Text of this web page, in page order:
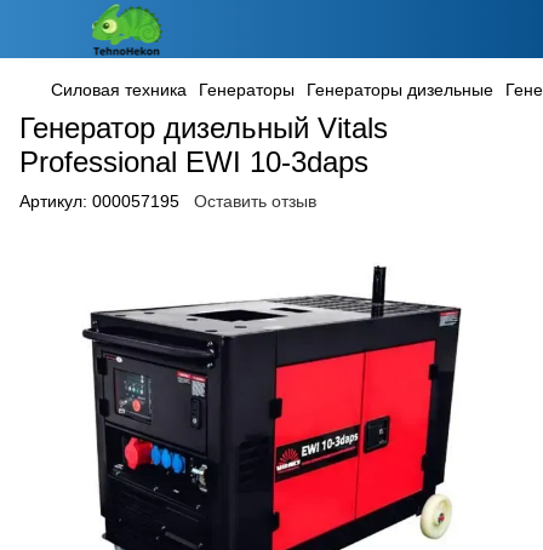
Силовая техника Генераторы Генераторы дизельные
Генератор дизельный Vitals
Professional EWI 10-3daps
Артикул: 000057195 Оставить отзыв